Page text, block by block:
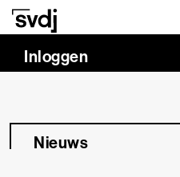
Naar hoofdinhoud
Inloggen
Nieuws